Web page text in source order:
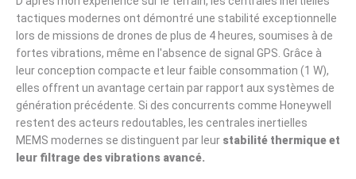
tactiques modernes ont démontré une stabilité exceptionnelle
lors de missions de drones de plus de 4 heures, soumises à de
fortes vibrations, même en l'absence de signal GPS. Grâce à
leur conception compacte et leur faible consommation (1 W),
elles offrent un avantage certain par rapport aux systèmes de
génération précédente. Si des concurrents comme Honeywell
restent des acteurs redoutables, les centrales inertielles
MEMS modernes se distinguent par leur stabilité thermique et
leur filtrage des vibrations avancé.